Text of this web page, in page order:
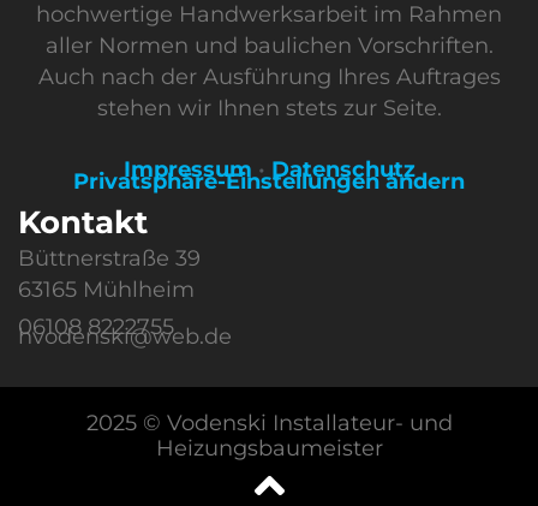
hochwertige Handwerksarbeit im Rahmen
aller Normen und baulichen Vorschriften.
Auch nach der Ausführung Ihres Auftrages
stehen wir Ihnen stets zur Seite.
Impressum • Datenschutz
Privatsphäre-Einstellungen ändern
Kontakt
Büttnerstraße 39
63165 Mühlheim
06108 8222755
hvodenski@web.de
2025 © Vodenski Installateur- und
Heizungsbaumeister